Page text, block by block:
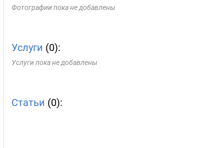
Фотографии пока не добавлены
Услуги (0):
Услуги пока не добавлены
Статьи (0):